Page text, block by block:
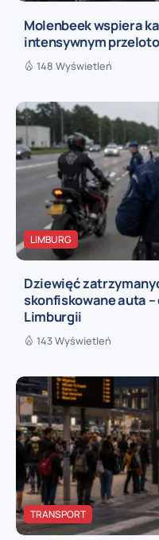
Molenbeek wspiera
intensywnym
148 Wyświetleń
LIMBURG
Dziewięć
skonfiskowane auta
Limburgii
143 Wyświetleń
TRANSPORT